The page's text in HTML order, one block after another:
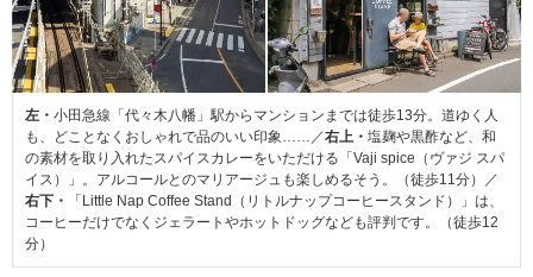
左・ 小田急線「代々木八幡」駅からマンションまでは徒歩13分。道ゆく人
も、どことなくおしゃれで品のいい印象……／右上・ 塩麹や黒酢など、和
の素材を取り入れたスパイスカレーをいただける「Vaji spice（ヴァジ スパ
イス）」。アルコールとのマリアージュも楽しめるそう。（徒歩11分）／
右下・
「Little Nap Coffee Stand（リトルナップコーヒースタンド）」は、
コーヒーだけでなくジェラートやホットドッグなども評判です。（徒歩12
分）